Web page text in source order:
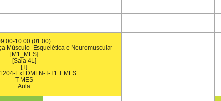
10:00 (01:00)
Músculo- Esquelética e Neuromuscular
[M1_MES]
[Sala 4L]
[T]
ExFDMEN-T-T1 T MES
T MES
Aula